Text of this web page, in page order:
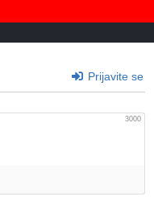
Prijavite se
3000